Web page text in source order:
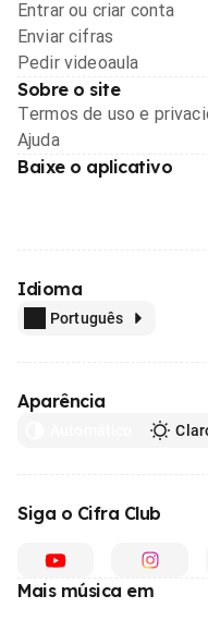
Entrar ou criar conta
Enviar cifras
Pedir videoaula
Sobre o site
Termos de uso e
Ajuda
Baixe o aplicativo
Idioma
Português
Aparência
Siga o Cifra Club
Mais música em